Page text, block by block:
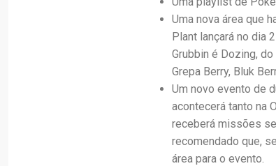
Uma nova área que
Plant lançará no dia
Grubbin é Dozing,
Grepa Berry, Bluk
Um novo evento de
acontecerá tanto na
receberá missões
recomendado que,
área para o evento.